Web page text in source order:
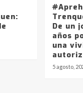
De un
años
una
5 agosto,
de Cereales de
anticipa que
lluvias y heladas,